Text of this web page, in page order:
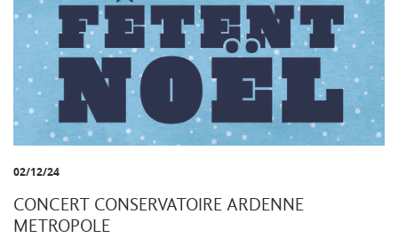
02/12/24
CONCERT CONSERVATOIRE ARDENNE
METROPOLE